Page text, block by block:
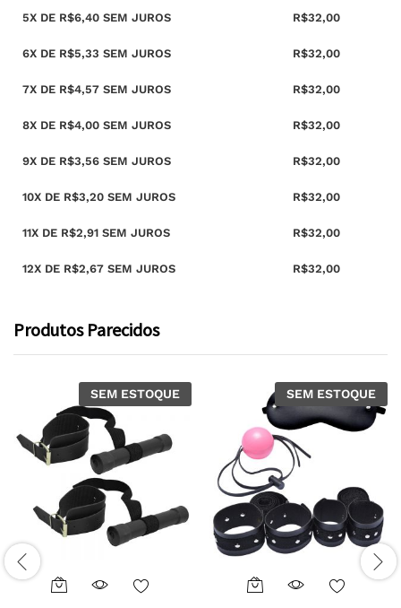
5X DE R$6,40 SEM JUROS R$32,00
6X DE R$5,33 SEM JUROS R$32,00
7X DE R$4,57 SEM JUROS R$32,00
8X DE R$4,00 SEM JUROS R$32,00
9X DE R$3,56 SEM JUROS R$32,00
10X DE R$3,20 SEM JUROS R$32,00
11X DE R$2,91 SEM JUROS R$32,00
12X DE R$2,67 SEM JUROS R$32,00
Produtos Parecidos
SEM ESTOQUE
This
SEM ESTOQUE
This